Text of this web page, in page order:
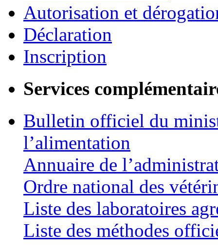
Autorisation et
Déclaration
Inscription
Services
Bulletin officiel du
l’alimentation
Annuaire de
Ordre national des
Liste des laboratoires
Liste des méthodes